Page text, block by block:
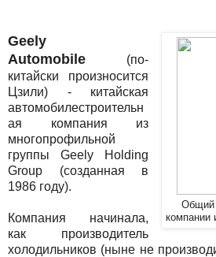
Общий
компании
Geely
Automobile (по-
китайски произносится
Цзили) - китайская
автомобилестроительн
ая компания из
многопрофильной
группы Geely Holding
Group (созданная в
1986 году).
Компания начинала,
как производитель
холодильников (ныне не